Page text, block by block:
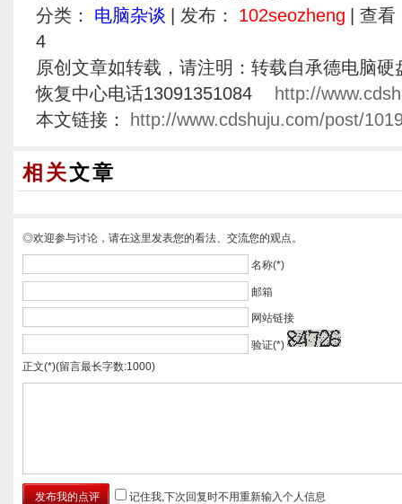
分类：
电脑杂谈 | 发布： 102seozheng
| 查看
4
原创文章如转载，请注明：转载自承德电脑
恢复中心电话13091351084
http://
本文链接：
http://www.cdshuju.com/post/
相关文章
◎欢迎参与讨论，请在这里发表您的看法、交流您的观点。
名称(*)
邮箱
网站链接
验证(*)
正文(*)(留言最长字数:1000)
记住我,下次回复时不用重新输入个人信息